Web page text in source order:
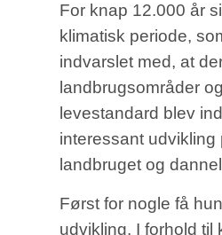
For knap 12.000 år
klimatisk periode,
indvarslet med, at
landbrugsområder
levestandard blev
interessant
landbruget og
Først for nogle få
udvikling. I forhold